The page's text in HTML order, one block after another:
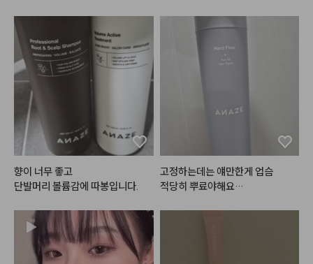
향이 너무 좋고
단발머리 볼륨감에 따봉입니다.
고정하는데는 얘만한게 업슴
적당히 뿌료야해요